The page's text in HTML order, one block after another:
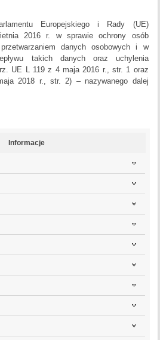
Europejskiego i Rady (UE)
2016 r. w sprawie ochrony osób
danych osobowych i w
takich danych oraz uchylenia
UE L 119 z 4 maja 2016 r., str. 1 oraz
2018 r., str. 2) – nazywanego dalej
Informacje